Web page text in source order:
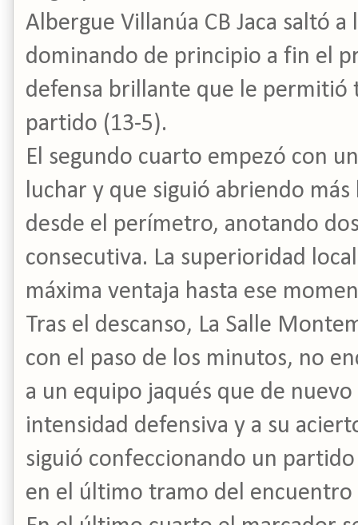
Albergue Villanúa CB Jaca saltó
dominando de principio a fin el
defensa brillante que le permitió
partido (13-5).
El segundo cuarto empezó con
luchar y que siguió abriendo
desde el perímetro, anotando
consecutiva. La superioridad
máxima ventaja hasta ese
Tras el descanso, La Salle
con el paso de los minutos, no
a un equipo jaqués que de
intensidad defensiva y a su
siguió confeccionando un
en el último tramo del encuentro